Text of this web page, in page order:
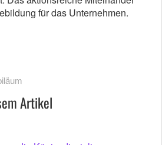
für das Unternehmen.
Artikel